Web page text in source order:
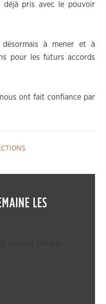
déjà pris avec le pouvoir
à mener et à
pour les futurs accords
ont fait confiance par
LES